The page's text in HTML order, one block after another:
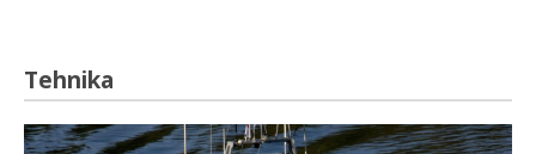
Tehnika